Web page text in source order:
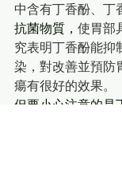
中含有丁香酚、丁
抗菌物質， 使胃部
究表明丁香酚能抑
染，對改善並預防
瘍有很好的效果。
但要小心注意的是